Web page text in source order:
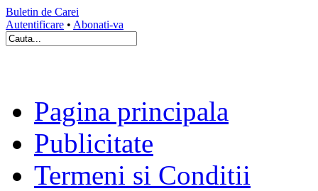
Buletin de Carei
Autentificare • Abonati-va
Pagina principala
Publicitate
Termeni si Conditii